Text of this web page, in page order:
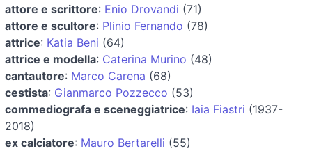
attore e scrittore: Enio Drovandi (71)
attore e scultore: Plinio Fernando (78)
attrice: Katia Beni (64)
attrice e modella: Caterina Murino (48)
cantautore: Marco Carena (68)
cestista: Gianmarco Pozzecco (53)
commediografa e sceneggiatrice: Iaia Fiastri (1937-
2018)
ex calciatore: Mauro Bertarelli (55)